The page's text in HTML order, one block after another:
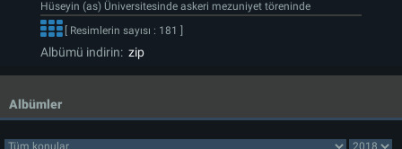
Hüseyin (as) Üniversitesinde askeri mezuniyet töreninde
[ Resimlerin sayısı : 181 ]
Albümü indirin: zip
Albümler